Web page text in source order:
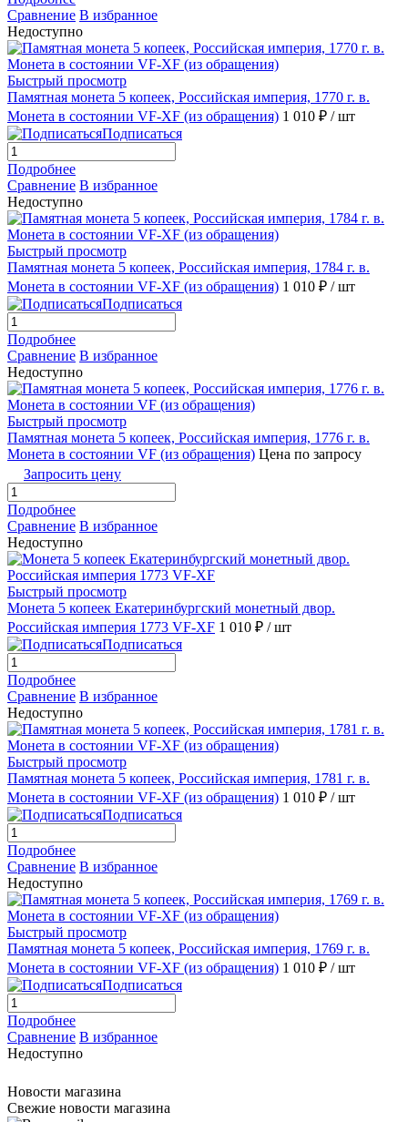
Сравнение В избранное
Недоступно
Быстрый просмотр
Памятная монета 5 копеек, Российская империя, 1770 г. в.
Монета в состоянии VF-XF (из обращения) 1 010 ₽ / шт
Подписаться
Подробнее
Сравнение В избранное
Недоступно
Быстрый просмотр
Памятная монета 5 копеек, Российская империя, 1784 г. в.
Монета в состоянии VF-XF (из обращения) 1 010 ₽ / шт
Подписаться
Подробнее
Сравнение В избранное
Недоступно
Быстрый просмотр
Памятная монета 5 копеек, Российская империя, 1776 г. в.
Монета в состоянии VF (из обращения) Цена по запросу
Запросить цену
Подробнее
Сравнение В избранное
Недоступно
Быстрый просмотр
Монета 5 копеек Екатеринбургский монетный двор.
Российская империя 1773 VF-XF 1 010 ₽ / шт
Подписаться
Подробнее
Сравнение В избранное
Недоступно
Быстрый просмотр
Памятная монета 5 копеек, Российская империя, 1781 г. в.
Монета в состоянии VF-XF (из обращения) 1 010 ₽ / шт
Подписаться
Подробнее
Сравнение В избранное
Недоступно
Быстрый просмотр
Памятная монета 5 копеек, Российская империя, 1769 г. в.
Монета в состоянии VF-XF (из обращения) 1 010 ₽ / шт
Подписаться
Подробнее
Сравнение В избранное
Недоступно
Новости магазина
Свежие новости магазина